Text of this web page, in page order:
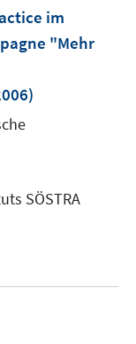
im
"Mehr
SÖSTRA